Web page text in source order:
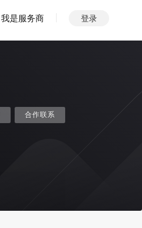
我是服务商 登录
合作联系